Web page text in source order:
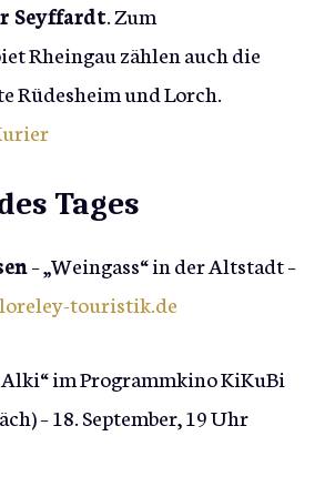
Seyffardt. Zum
Rheingau zählen auch die
Rüdesheim und Lorch.
Tages
– „Weingass“ in der Altstadt –
loreley-touristik.de
Alki“ im Programmkino KiKuBi
– 18. September, 19 Uhr